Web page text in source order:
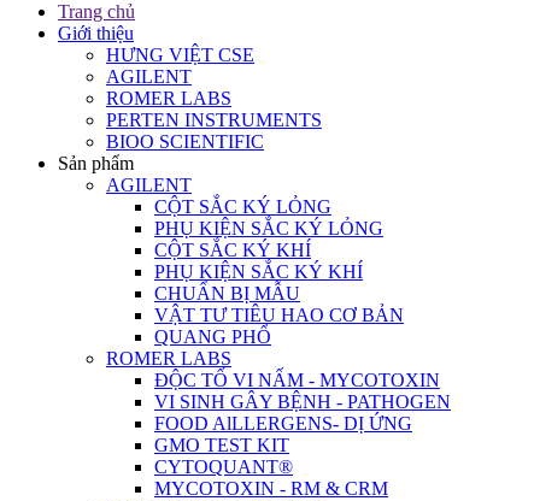
Trang chủ
Giới thiệu
HƯNG VIỆT CSE
AGILENT
ROMER LABS
PERTEN INSTRUMENTS
BIOO SCIENTIFIC
Sản phẩm
AGILENT
CỘT SẮC KÝ LỎNG
PHỤ KIỆN SẮC KÝ LỎNG
CỘT SẮC KÝ KHÍ
PHỤ KIỆN SẮC KÝ KHÍ
CHUẨN BỊ MẪU
VẬT TƯ TIÊU HAO CƠ BẢN
QUANG PHỔ
ROMER LABS
ĐỘC TỐ VI NẤM - MYCOTOXIN
VI SINH GÂY BỆNH - PATHOGEN
FOOD AlLLERGENS- DỊ ỨNG
GMO TEST KIT
CYTOQUANT®
MYCOTOXIN - RM & CRM